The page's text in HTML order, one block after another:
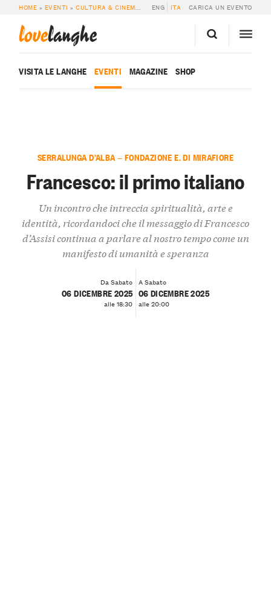
HOME » EVENTI »CULTURA & CINEMA » FRANCESCO: IL PRIMO ITALIANO
ENG ITA CARICA UN EVENTO
lovelanghe
VISITA LE LANGHE EVENTI MAGAZINE SHOP
SERRALUNGA D’ALBA — FONDAZIONE E. DI MIRAFIORE
Francesco: il primo italiano
Un incontro che intreccia spiritualità, arte e
identità, ricordandoci che il messaggio di Francesco
d’Assisi continua a parlare al nostro tempo come un
manifesto di umanità e speranza
Da Sabato
06 DICEMBRE 2025
alle 18:30
A Sabato
06 DICEMBRE 2025
alle 20:00